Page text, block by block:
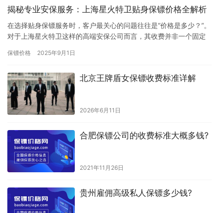
揭秘专业安保服务：上海星火特卫贴身保镖价格全解析
在选择贴身保镖服务时，客户最关心的问题往往是“价格是多少？”。
对于上海星火特卫这样的高端安保公司而言，其收费并非一个固定
其…
保镖价格 2025年9月1日
北京王牌盾女保镖收费标准详解
2026年6月11日
合肥保镖公司的收费标准大概多钱?
2021年11月26日
贵州雇佣高级私人保镖多少钱?